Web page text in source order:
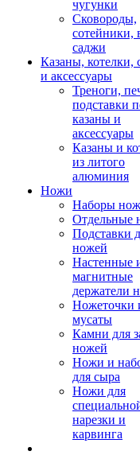
чугунки
Сковороды,
сотейники,
саджи
Казаны, котелки,
и аксессуары
Треноги,
подставки
казаны и
аксессуары
Казаны и
из литого
алюминия
Ножи
Наборы
Отдельные
Подставки
ножей
Настенные
магнитные
держатели
Ножеточки
мусаты
Камни для
ножей
Ножи и
для сыра
Ножи для
нарезки и
карвинга